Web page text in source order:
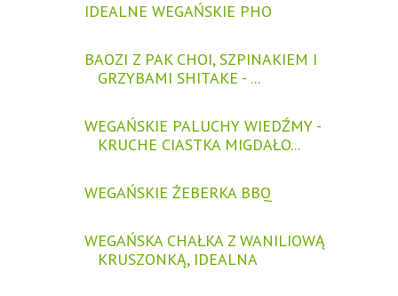
IDEALNE WEGAŃSKIE PHO
BAOZI Z PAK CHOI, SZPINAKIEM I
GRZYBAMI SHITAKE - ...
WEGAŃSKIE PALUCHY WIEDŹMY -
KRUCHE CIASTKA MIGDAŁO...
WEGAŃSKIE ŻEBERKA BBQ
WEGAŃSKA CHAŁKA Z WANILIOWĄ
KRUSZONKĄ, IDEALNA